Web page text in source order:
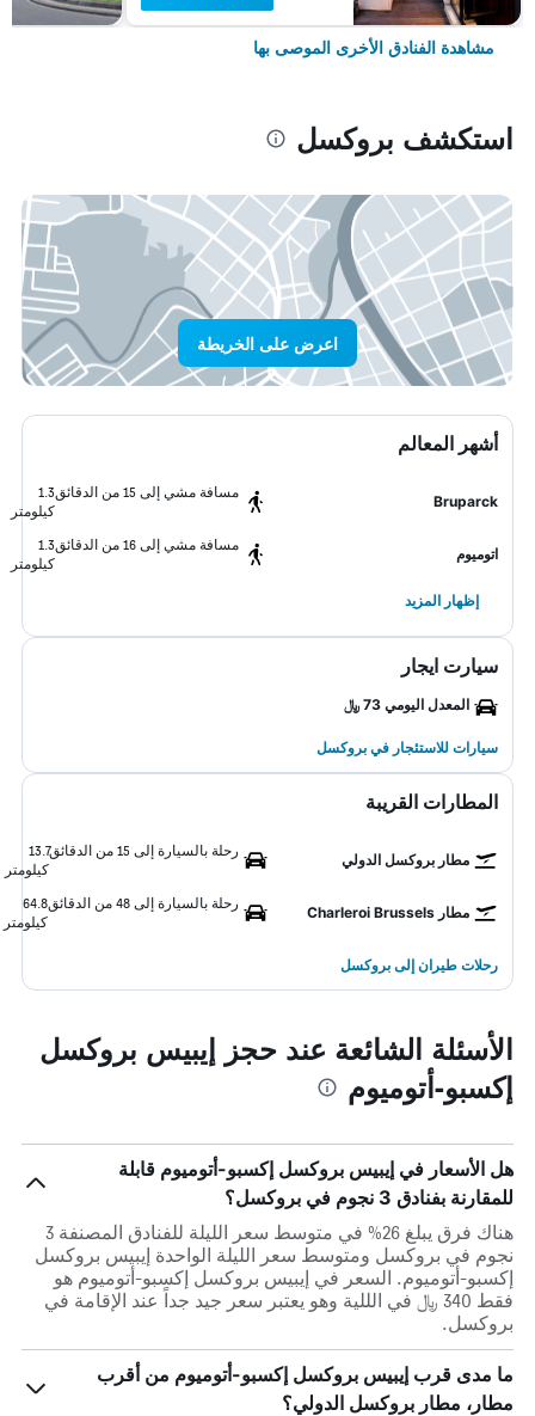
مشاهدة الفنادق الأخرى الموصى بها
استكشف بروكسل
اعرض على الخريطة
أشهر المعالم
Bruparck
مسافة مشي إلى 15 من الدقائق
1.3
كيلومتر
اتوميوم
مسافة مشي إلى 16 من الدقائق
1.3
كيلومتر
إظهار المزيد
سيارت ايجار
المعدل اليومي 73 ﷼
سيارات للاستئجار في بروكسل
المطارات القريبة
مطار بروكسل الدولي
رحلة بالسيارة إلى 15 من الدقائق
13.7
كيلومتر
مطار Charleroi Brussels
رحلة بالسيارة إلى 48 من الدقائق
64.8
كيلومتر
رحلات طيران إلى بروكسل
الأسئلة الشائعة عند حجز إيبيس بروكسل
إكسبو-أتوميوم
هل الأسعار في إيبيس بروكسل إكسبو-أتوميوم قابلة
للمقارنة بفنادق 3 نجوم في بروكسل؟
هناك فرق يبلغ 26% في متوسط ​​سعر الليلة للفنادق المصنفة 3
نجوم في بروكسل ومتوسط ​​سعر الليلة الواحدة إيبيس بروكسل
إكسبو-أتوميوم. السعر في إيبيس بروكسل إكسبو-أتوميوم هو
فقط 340 ﷼ في الللية وهو يعتبر سعر جيد جداً عند الإقامة في
بروكسل.
ما مدى قرب إيبيس بروكسل إكسبو-أتوميوم من أقرب
مطار، مطار بروكسل الدولي؟